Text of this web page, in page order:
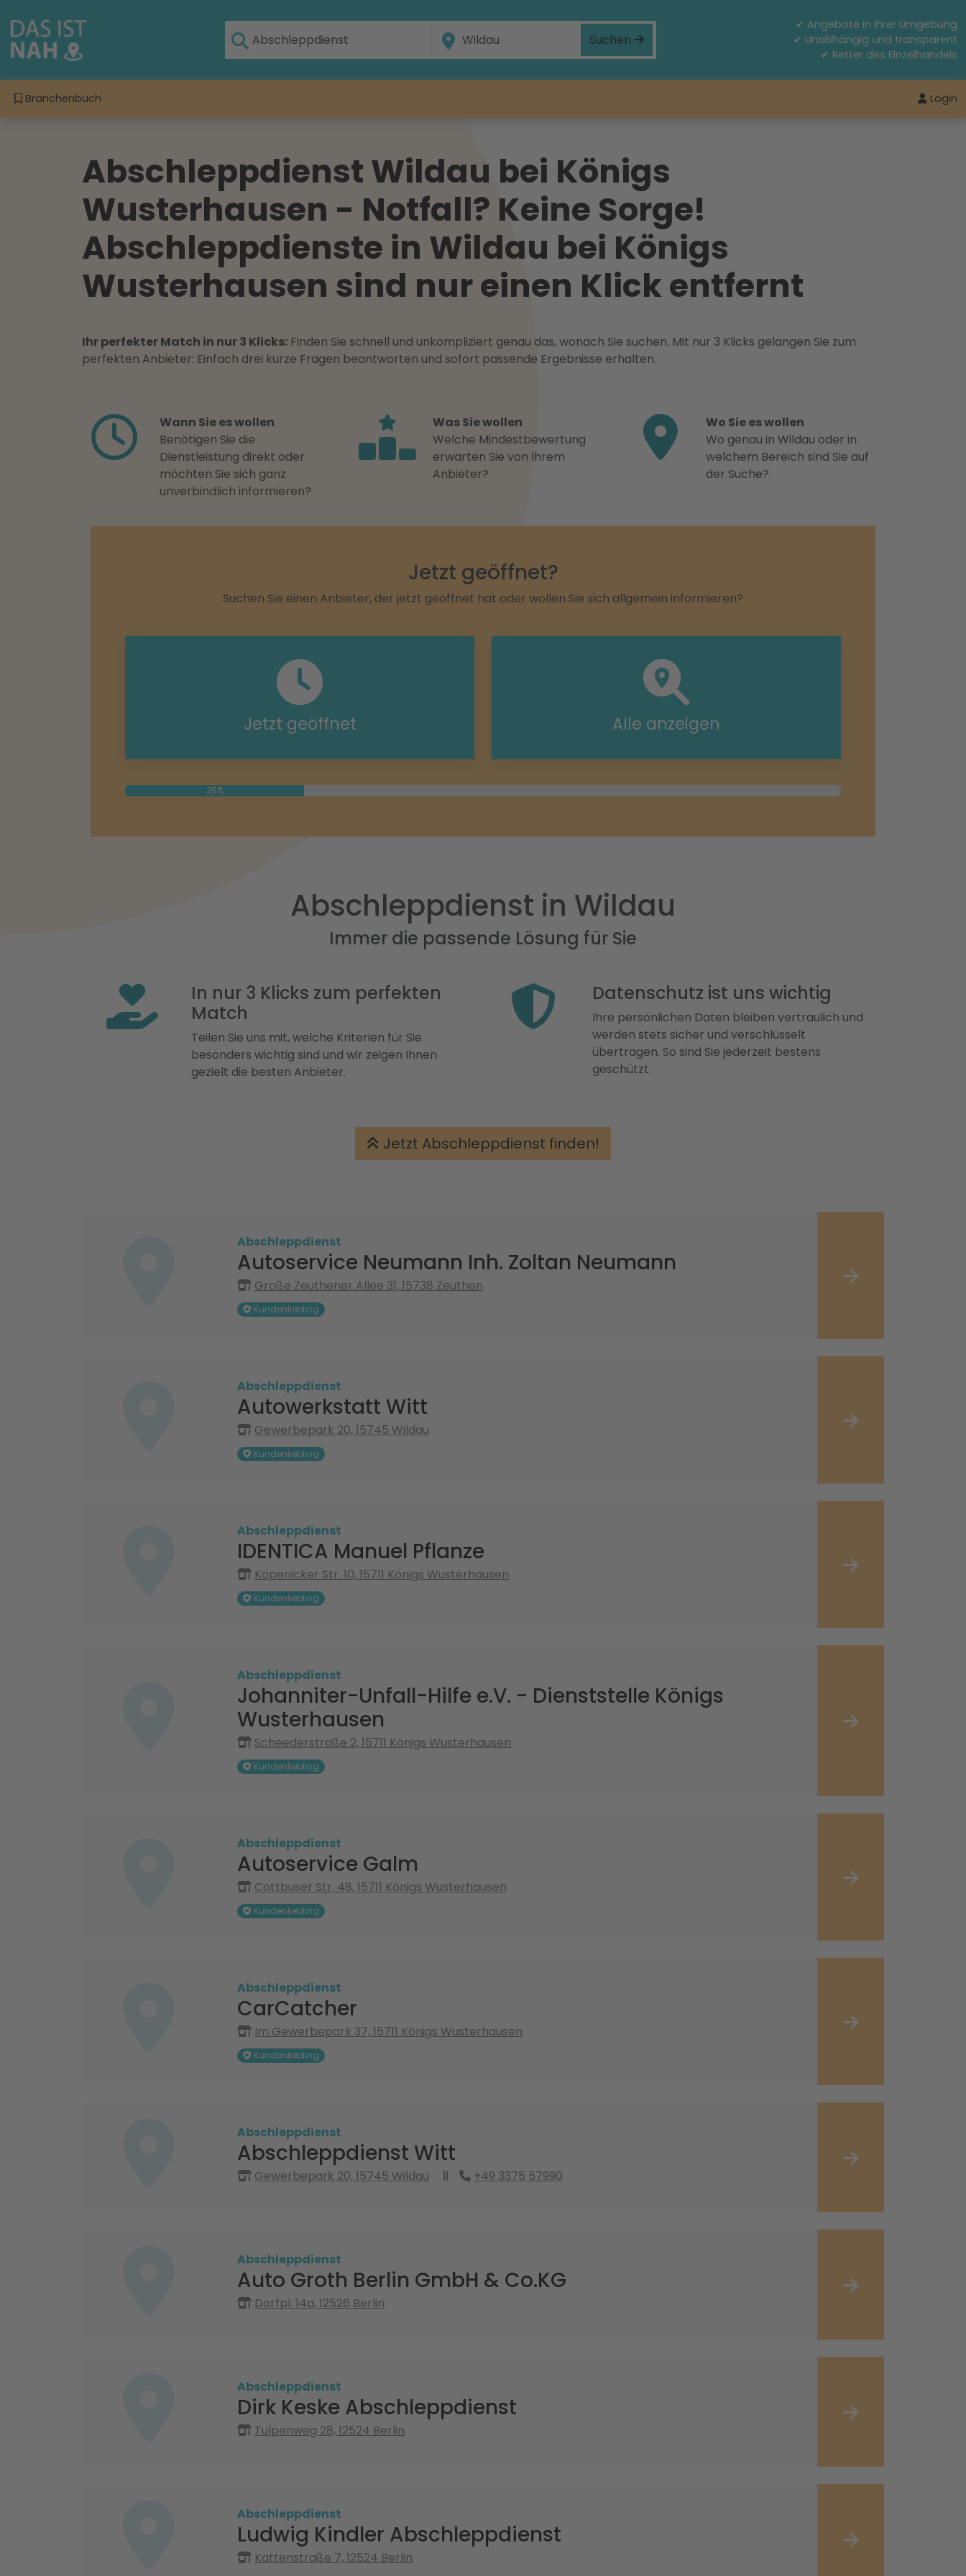
Suchen
✔ Angebote in Ihrer Umgebung
✔ Unabhängig und transparent
✔ Retter des Einzelhandels
Branchenbuch Login
Abschleppdienst Wildau bei Königs
Wusterhausen - Notfall? Keine Sorge!
Abschleppdienste in Wildau bei Königs
Wusterhausen sind nur einen Klick entfernt
Ihr perfekter Match in nur 3 Klicks: Finden Sie schnell und unkompliziert genau das, wonach Sie suchen. Mit nur 3 Klicks gelangen Sie zum
perfekten Anbieter: Einfach drei kurze Fragen beantworten und sofort passende Ergebnisse erhalten.
Wann Sie es wollen
Benötigen Sie die
Dienstleistung direkt oder
möchten Sie sich ganz
unverbindlich informieren?
Was Sie wollen
Welche Mindestbewertung
erwarten Sie von Ihrem
Anbieter?
Wo Sie es wollen
Wo genau in Wildau oder in
welchem Bereich sind Sie auf
der Suche?
Jetzt geöffnet?
Suchen Sie einen Anbieter, der jetzt geöffnet hat oder wollen Sie sich allgemein informieren?
Jetzt geöffnet Alle anzeigen
25%
Abschleppdienst in Wildau
Immer die passende Lösung für Sie
In nur 3 Klicks zum perfekten
Match
Teilen Sie uns mit, welche Kriterien für Sie
besonders wichtig sind und wir zeigen Ihnen
gezielt die besten Anbieter.
Datenschutz ist uns wichtig
Ihre persönlichen Daten bleiben vertraulich und
werden stets sicher und verschlüsselt
übertragen. So sind Sie jederzeit bestens
geschützt.
Jetzt Abschleppdienst finden!
Abschleppdienst
Autoservice Neumann Inh. Zoltan Neumann
Große Zeuthener Allee 31, 15738 Zeuthen
Kundenliebling
Abschleppdienst
Autowerkstatt Witt
Gewerbepark 20, 15745 Wildau
Kundenliebling
Abschleppdienst
IDENTICA Manuel Pflanze
Köpenicker Str. 10, 15711 Königs Wusterhausen
Kundenliebling
Abschleppdienst
Johanniter-Unfall-Hilfe e.V. - Dienststelle Königs
Wusterhausen
Scheederstraße 2, 15711 Königs Wusterhausen
Kundenliebling
Abschleppdienst
Autoservice Galm
Cottbuser Str. 48, 15711 Königs Wusterhausen
Kundenliebling
Abschleppdienst
CarCatcher
Im Gewerbepark 37, 15711 Königs Wusterhausen
Kundenliebling
Abschleppdienst
Abschleppdienst Witt
Gewerbepark 20, 15745 Wildau +49 3375 57990
Abschleppdienst
Auto Groth Berlin GmbH & Co.KG
Dorfpl. 14a, 12526 Berlin
Abschleppdienst
Dirk Keske Abschleppdienst
Tulpenweg 28, 12524 Berlin
Abschleppdienst
Ludwig Kindler Abschleppdienst
Kattenstraße 7, 12524 Berlin